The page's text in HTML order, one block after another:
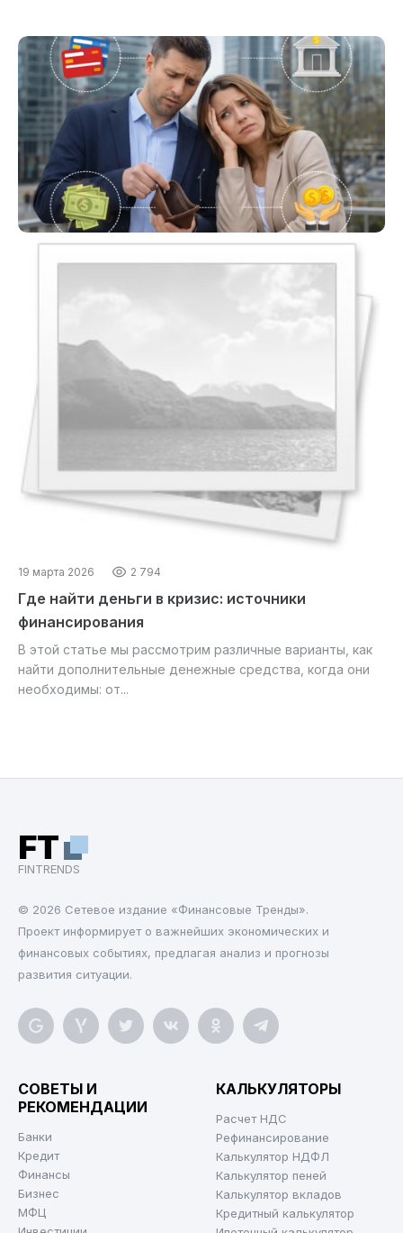
19 марта 2026 2 794
Где найти деньги в кризис: источники
финансирования
В этой статье мы рассмотрим различные варианты, как
найти дополнительные денежные средства, когда они
необходимы: от...
FT
FINTRENDS
© 2026 Cетевое издание «Финансовые Тренды».
Проект информирует о важнейших экономических и
финансовых событиях, предлагая анализ и прогнозы
развития ситуации.
СОВЕТЫ И
РЕКОМЕНДАЦИИ
Банки
Кредит
Финансы
Бизнес
МФЦ
КАЛЬКУЛЯТОРЫ
Расчет НДС
Рефинансирование
Калькулятор НДФЛ
Калькулятор пеней
Калькулятор вкладов
Кредитный калькулятор